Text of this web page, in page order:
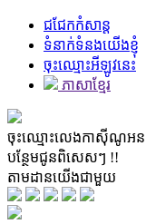
ជជែកកំសាន្ត
ទំនាក់ទំនងយើងខ្ញុំ
ចុះឈ្មោះអីឡូវនេះ
ភាសាខ្មែរ
ចុះឈ្មោះលេងកាស៊ីណូអ
បន្ថែមជូនពិសេសៗ !!
តាមដានយើងជាមួយ